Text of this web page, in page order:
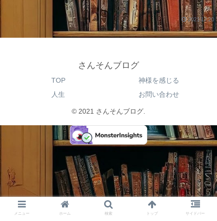
2021.12.20
さんそんブログ
TOP
神様を感じる
人生
お問い合わせ
© 2021 さんそんブログ.
メニュー ホーム 検索 トップ サイドバー